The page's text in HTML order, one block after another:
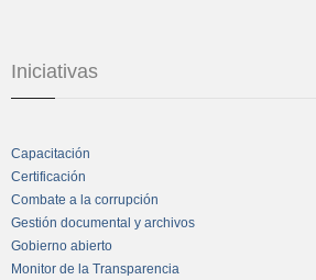
Iniciativas
Capacitación
Certificación
Combate a la corrupción
Gestión documental y archivos
Gobierno abierto
Monitor de la Transparencia